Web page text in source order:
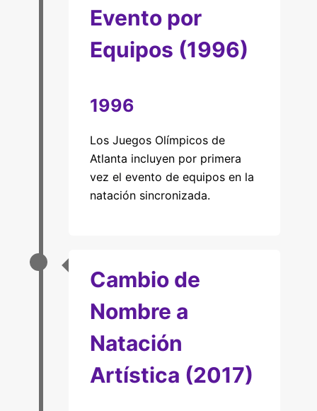
Evento por
Equipos (1996)
1996
Los Juegos Olímpicos de
Atlanta incluyen por primera
vez el evento de equipos en la
natación sincronizada.
Cambio de
Nombre a
Natación
Artística (2017)